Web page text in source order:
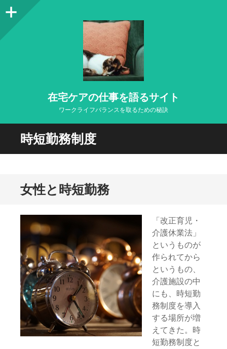
在宅ケアの仕事を語るサイト
ワークライフバランスを取るための秘訣
時短勤務制度
女性と時短勤務
「改正育児・
介護休業法」
というものが
作られてから
というもの、
介護施設の中
にも、時短勤
務制度を導入
する場所が増
えてきた。時
短勤務制度と